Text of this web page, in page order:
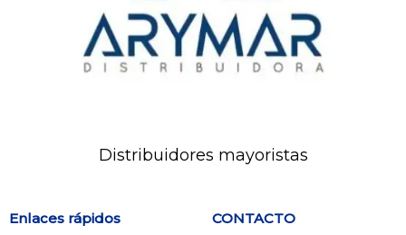
Distribuidores mayoristas
Enlaces rápidos CONTACTO